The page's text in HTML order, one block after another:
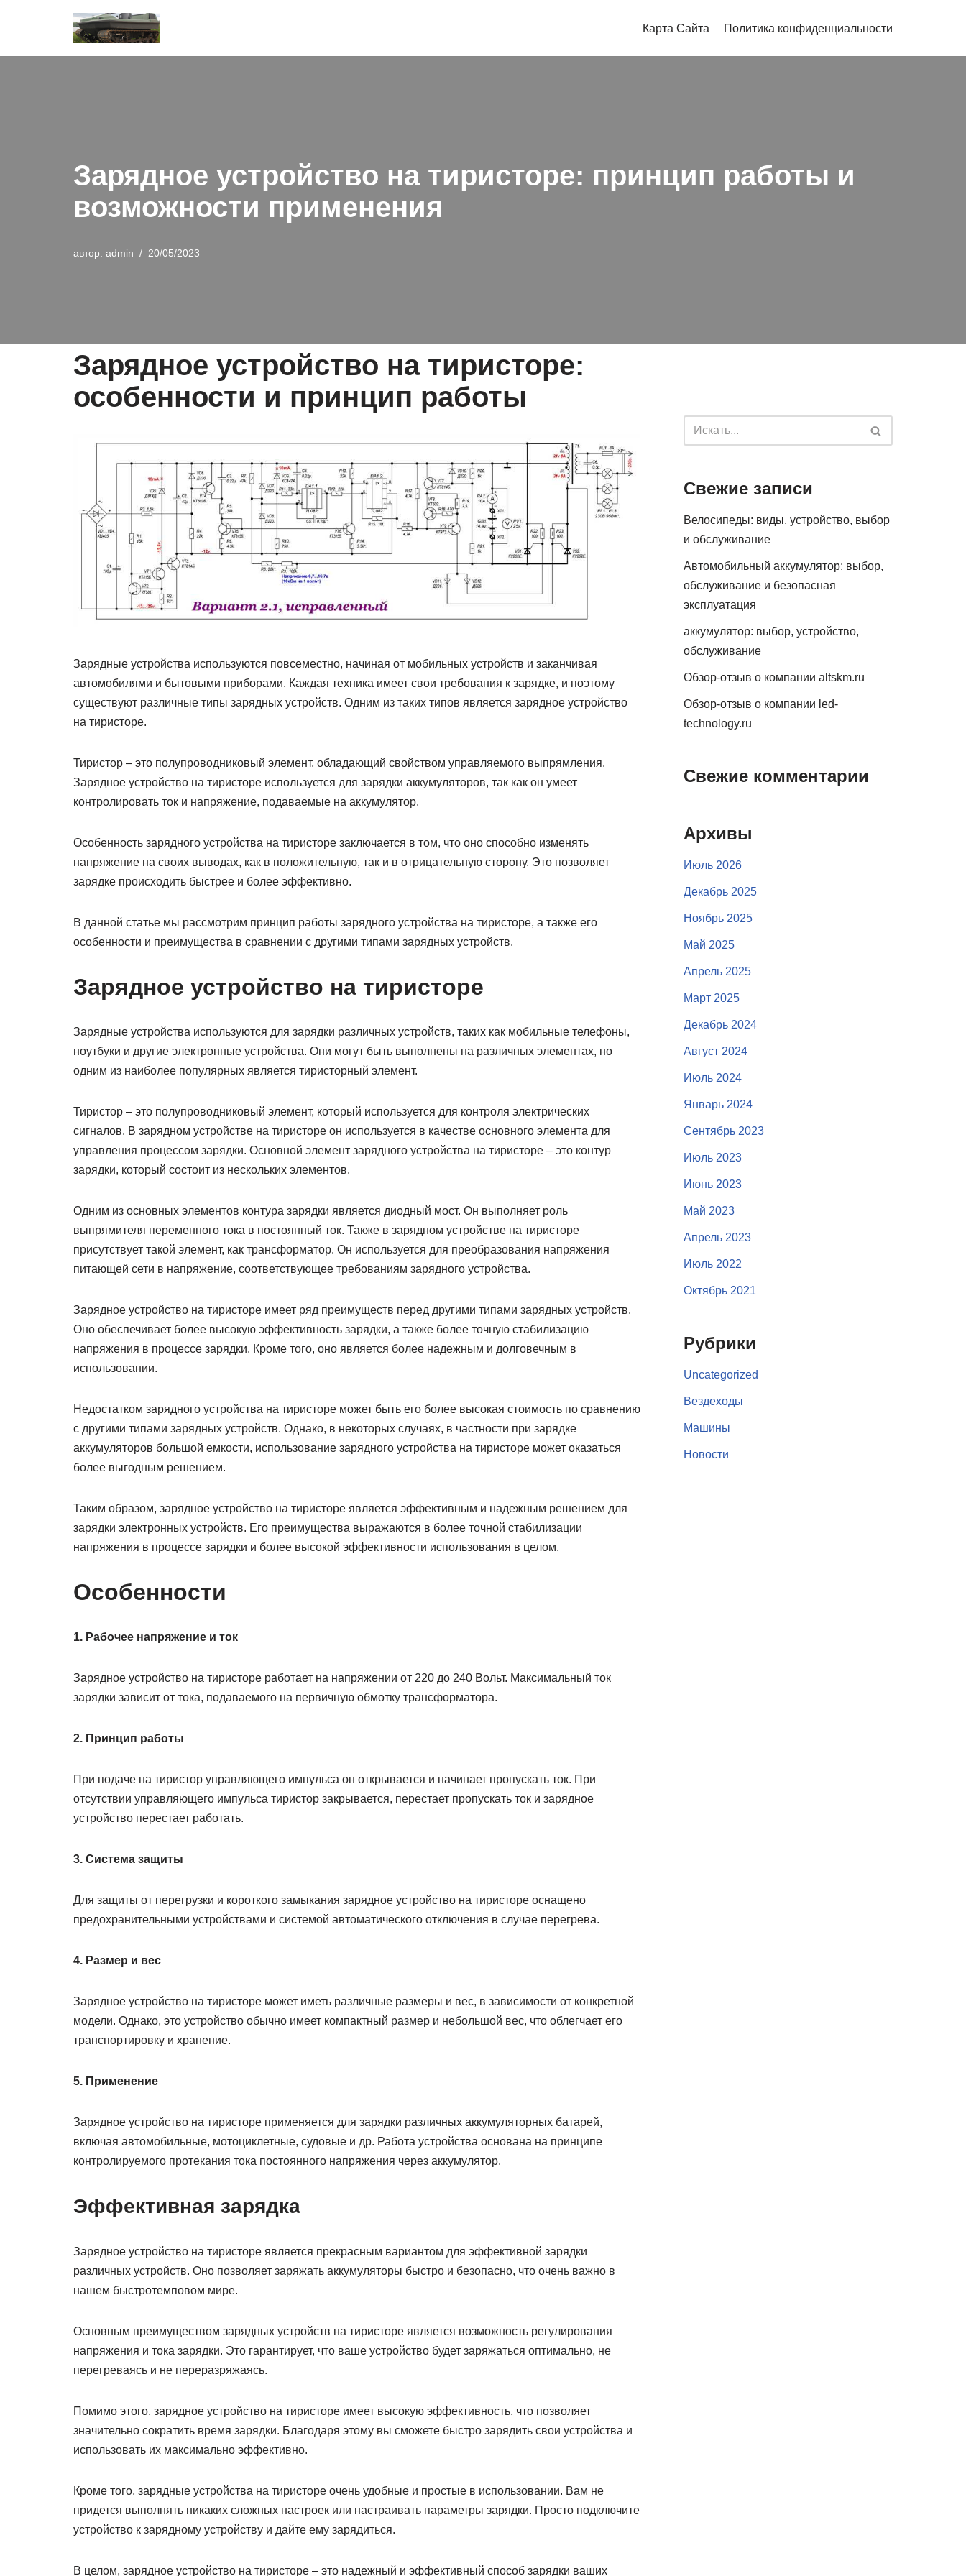
к
Карта Сайта Политика конфиденциальности
Зарядное устройство на тиристоре: принцип работы и
возможности применения
автор: admin 20/05/2023
Зарядное устройство на тиристоре:
особенности и принцип работы
Зарядные устройства используются повсеместно, начиная от мобильных устройств и заканчивая
автомобилями и бытовыми приборами. Каждая техника имеет свои требования к зарядке, и поэтому
существуют различные типы зарядных устройств. Одним из таких типов является зарядное устройство
на тиристоре.
Тиристор – это полупроводниковый элемент, обладающий свойством управляемого выпрямления.
Зарядное устройство на тиристоре используется для зарядки аккумуляторов, так как он умеет
контролировать ток и напряжение, подаваемые на аккумулятор.
Особенность зарядного устройства на тиристоре заключается в том, что оно способно изменять
напряжение на своих выводах, как в положительную, так и в отрицательную сторону. Это позволяет
зарядке происходить быстрее и более эффективно.
В данной статье мы рассмотрим принцип работы зарядного устройства на тиристоре, а также его
особенности и преимущества в сравнении с другими типами зарядных устройств.
Зарядное устройство на тиристоре
Зарядные устройства используются для зарядки различных устройств, таких как мобильные телефоны,
ноутбуки и другие электронные устройства. Они могут быть выполнены на различных элементах, но
одним из наиболее популярных является тиристорный элемент.
Тиристор – это полупроводниковый элемент, который используется для контроля электрических
сигналов. В зарядном устройстве на тиристоре он используется в качестве основного элемента для
управления процессом зарядки. Основной элемент зарядного устройства на тиристоре – это контур
зарядки, который состоит из нескольких элементов.
Одним из основных элементов контура зарядки является диодный мост. Он выполняет роль
выпрямителя переменного тока в постоянный ток. Также в зарядном устройстве на тиристоре
присутствует такой элемент, как трансформатор. Он используется для преобразования напряжения
питающей сети в напряжение, соответствующее требованиям зарядного устройства.
Зарядное устройство на тиристоре имеет ряд преимуществ перед другими типами зарядных устройств.
Оно обеспечивает более высокую эффективность зарядки, а также более точную стабилизацию
напряжения в процессе зарядки. Кроме того, оно является более надежным и долговечным в
использовании.
Недостатком зарядного устройства на тиристоре может быть его более высокая стоимость по сравнению
с другими типами зарядных устройств. Однако, в некоторых случаях, в частности при зарядке
аккумуляторов большой емкости, использование зарядного устройства на тиристоре может оказаться
более выгодным решением.
Таким образом, зарядное устройство на тиристоре является эффективным и надежным решением для
зарядки электронных устройств. Его преимущества выражаются в более точной стабилизации
напряжения в процессе зарядки и более высокой эффективности использования в целом.
Особенности
1. Рабочее напряжение и ток
Зарядное устройство на тиристоре работает на напряжении от 220 до 240 Вольт. Максимальный ток
зарядки зависит от тока, подаваемого на первичную обмотку трансформатора.
2. Принцип работы
При подаче на тиристор управляющего импульса он открывается и начинает пропускать ток. При
отсутствии управляющего импульса тиристор закрывается, перестает пропускать ток и зарядное
устройство перестает работать.
3. Система защиты
Для защиты от перегрузки и короткого замыкания зарядное устройство на тиристоре оснащено
предохранительными устройствами и системой автоматического отключения в случае перегрева.
4. Размер и вес
Зарядное устройство на тиристоре может иметь различные размеры и вес, в зависимости от конкретной
модели. Однако, это устройство обычно имеет компактный размер и небольшой вес, что облегчает его
транспортировку и хранение.
5. Применение
Зарядное устройство на тиристоре применяется для зарядки различных аккумуляторных батарей,
включая автомобильные, мотоциклетные, судовые и др. Работа устройства основана на принципе
контролируемого протекания тока постоянного напряжения через аккумулятор.
Эффективная зарядка
Зарядное устройство на тиристоре является прекрасным вариантом для эффективной зарядки
различных устройств. Оно позволяет заряжать аккумуляторы быстро и безопасно, что очень важно в
нашем быстротемповом мире.
Основным преимуществом зарядных устройств на тиристоре является возможность регулирования
напряжения и тока зарядки. Это гарантирует, что ваше устройство будет заряжаться оптимально, не
перегреваясь и не переразряжаясь.
Помимо этого, зарядное устройство на тиристоре имеет высокую эффективность, что позволяет
значительно сократить время зарядки. Благодаря этому вы сможете быстро зарядить свои устройства и
использовать их максимально эффективно.
Кроме того, зарядные устройства на тиристоре очень удобные и простые в использовании. Вам не
придется выполнять никаких сложных настроек или настраивать параметры зарядки. Просто подключите
устройство к зарядному устройству и дайте ему зарядиться.
В целом, зарядное устройство на тиристоре – это надежный и эффективный способ зарядки ваших
Свежие записи
Велосипеды: виды, устройство, выбор
и обслуживание
Автомобильный аккумулятор: выбор,
обслуживание и безопасная
эксплуатация
аккумулятор: выбор, устройство,
обслуживание
Обзор-отзыв о компании altskm.ru
Обзор-отзыв о компании led-
technology.ru
Свежие комментарии
Архивы
Июль 2026
Декабрь 2025
Ноябрь 2025
Май 2025
Апрель 2025
Март 2025
Декабрь 2024
Август 2024
Июль 2024
Январь 2024
Сентябрь 2023
Июль 2023
Июнь 2023
Май 2023
Апрель 2023
Июль 2022
Октябрь 2021
Рубрики
Uncategorized
Вездеходы
Машины
Новости